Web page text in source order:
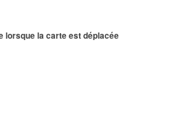
lorsque la carte est déplacée